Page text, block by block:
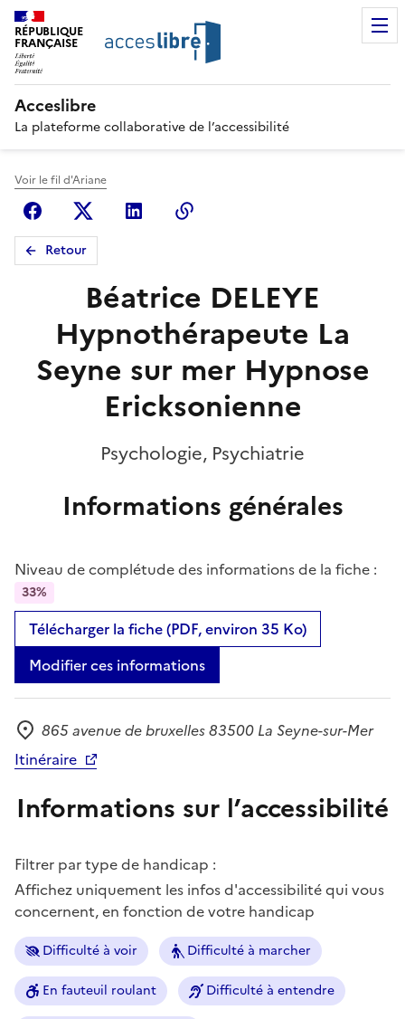
RÉPUBLIQUE
FRANÇAISE
Acceslibre
La plateforme collaborative de l’accessibilité
Voir le fil d'Ariane
FacebookX (anciennement Twitter)
Linkedin
Retour
Béatrice DELEYE
Hypnothérapeute La
Seyne sur mer Hypnose
Ericksonienne
Psychologie, Psychiatrie
Informations générales
Niveau de complétude des informations de la fiche :
33%
Télécharger la fiche (PDF, environ 35 Ko)
Modifier ces informations
Adresse
865 avenue de bruxelles 83500 La Seyne-sur-Mer
Itinéraire
Informations sur l’accessibilité
Filtrer par type de handicap :
Affichez uniquement les infos d'accessibilité qui vous
concernent, en fonction de votre handicap
Difficulté à voir Difficulté à marcher
En fauteuil roulant Difficulté à entendre